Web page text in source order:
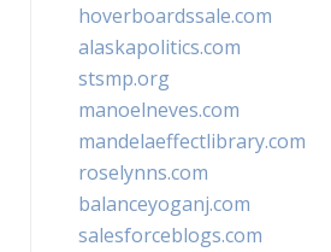
hoverboardssale.com
alaskapolitics.com
stsmp.org
manoelneves.com
mandelaeffectlibrary.com
roselynns.com
balanceyoganj.com
salesforceblogs.com